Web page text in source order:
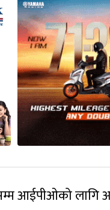
आईपीओको लागि